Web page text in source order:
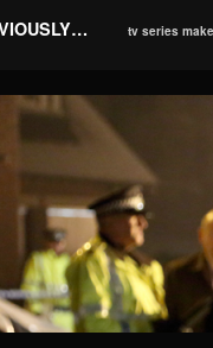
tv series